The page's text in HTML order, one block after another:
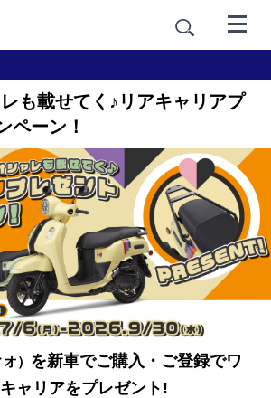
も載せてく♪リアキャリアプ
ペーン！
） を新車でご購入・ご登録でワ
ャリアをプレゼント!